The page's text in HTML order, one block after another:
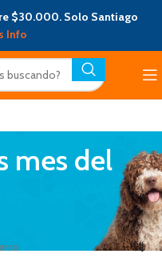
$30.000. Solo Santiago
Info
mes del